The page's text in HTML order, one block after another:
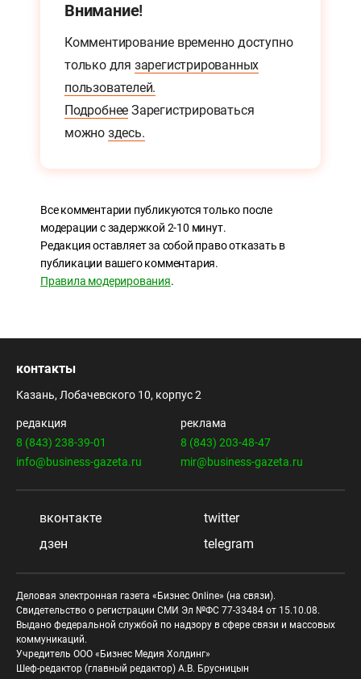
Внимание!
Комментирование временно доступно
только для зарегистрированных
пользователей.
Подробнее Зарегистрироваться
можно здесь.
Все комментарии публикуются только после
модерации с задержкой 2-10 минут.
Редакция оставляет за собой право отказать в
публикации вашего комментария.
Правила модерирования.
контакты
Казань, Лобачевского 10, корпус 2
редакция
8 (843) 238-39-01
info@business-gazeta.ru
реклама
8 (843) 203-48-47
mir@business-gazeta.ru
вконтакте
twitter
дзен
telegram
Деловая электронная газета «Бизнес Online» (на связи).
Свидетельство о регистрации СМИ Эл №ФС 77-33484 от 15.10.08.
Выдано федеральной службой по надзору в сфере связи и массовых
коммуникаций.
Учредитель ООО «Бизнес Медия Холдинг»
Шеф-редактор (главный редактор) А.В. Брусницын